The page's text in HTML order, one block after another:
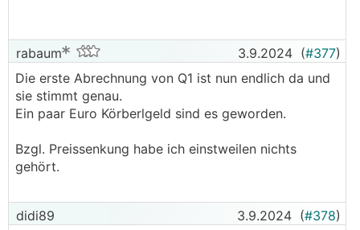
Für mich wird es nach diesem Quartal vermutlich
auch vorbei sein, auch wenn es prinzipiell bis
jetzt ganz gut gepasst hat. Aber wenn es unter
10ct geht, ist es einfach nicht mehr interessant.
Da gibt es bessere Alternativen..
Finde es (meine ganz persönliche Meinung)
Gebühren- und Kalkulationsdschungel
übernommen haben und wenn du was kalkulieren
rabaum 3.9.2024 (#377)
Die erste Abrechnung von Q1 ist nun endlich da und
sie stimmt genau.
Ein paar Euro Körberlgeld sind es geworden.
Bzgl. Preissenkung habe ich einstweilen nichts
gehört.
didi89 3.9.2024 (#378)